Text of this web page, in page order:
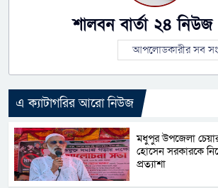
শালবন বার্তা ২৪ নিউজ
আপলোডকারীর সব
এ ক্যাটাগরির আরো নিউজ
মধুপুর উপজেলা
হোসেন সরকারকে
প্রত্যাশা